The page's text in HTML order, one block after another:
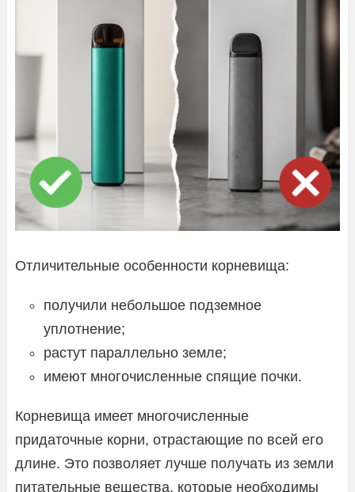
Отличительные особенности корневища:
получили небольшое подземное
уплотнение;
растут параллельно земле;
имеют многочисленные спящие почки.
Корневища имеет многочисленные
придаточные корни, отрастающие по всей его
длине. Это позволяет лучше получать из земли
питательные вещества, которые необходимы